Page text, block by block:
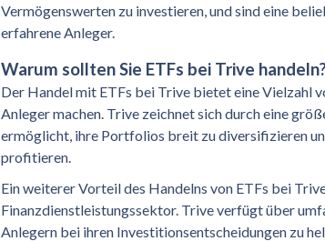
Vermögenswerten zu investieren, und sind eine
erfahrene Anleger.
Warum sollten Sie ETFs bei Trive
Der Handel mit ETFs bei Trive bietet eine Vielzahl
Anleger machen. Trive zeichnet sich durch eine
ermöglicht, ihre Portfolios breit zu diversifizieren
profitieren.
Ein weiterer Vorteil des Handelns von ETFs bei
Finanzdienstleistungssektor. Trive verfügt über
Anlegern bei ihren Investitionsentscheidungen zu